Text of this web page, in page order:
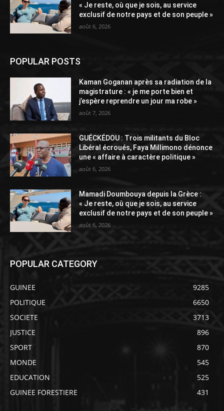
« Je reste, où que je sois, au service
exclusif de notre pays et de son peuple »
août 6, 2026
POPULAR POSTS
Kaman Goganan après sa radiation de la
magistrature : « je me porte bien et
j’espère reprendre un jour ma robe »
août 7, 2026
GUÉCKÉDOU : Trois militants du Bloc
Libéral écroués, Faya Millimono dénonce
une « affaire à caractère politique »
août 6, 2026
Mamadi Doumbouya depuis la Grèce :
« Je reste, où que je sois, au service
exclusif de notre pays et de son peuple »
août 6, 2026
POPULAR CATEGORY
GUINEE
9285
POLITIQUE
6650
SOCIETE
3713
JUSTICE
896
SPORT
870
MONDE
545
EDUCATION
525
GUINEE FORESTIERE
431